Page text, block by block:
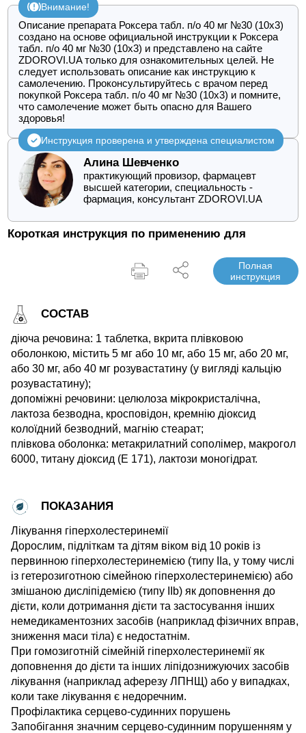
Внимание!
Описание препарата Роксера табл. п/о 40 мг №30 (10х3)
создано на основе официальной инструкции к Роксера
табл. п/о 40 мг №30 (10х3) и представлено на сайте
ZDOROVI.UA только для ознакомительных целей. Не
следует использовать описание как инструкцию к
самолечению. Проконсультируйтесь с врачом перед
покупкой Роксера табл. п/о 40 мг №30 (10х3) и помните,
что самолечение может быть опасно для Вашего
здоровья!
Инструкция проверена и утверждена специалистом
Алина Шевченко
практикующий провизор, фармацевт
высшей категории, специальность -
фармация, консультант ZDOROVI.UA
Короткая инструкция по применению для
Полная
инструкция
СОСТАВ
діюча речовина: 1 таблетка, вкрита плівковою
оболонкою, містить 5 мг або 10 мг, або 15 мг, або 20 мг,
або 30 мг, або 40 мг розувастатину (у вигляді кальцію
розувастатину);
допоміжні речовини: целюлоза мікрокристалічна,
лактоза безводна, кросповідон, кремнію діоксид
колоїдний безводний, магнію стеарат;
плівкова оболонка: метакрилатний сополімер, макрогол
6000, титану діоксид (Е 171), лактози моногідрат.
ПОКАЗАНИЯ
Лікування гіперхолестеринемії
Дорослим, підліткам та дітям віком від 10 років із
первинною гіперхолестеринемією (типу ІІа, у тому числі
із гетерозиготною сімейною гіперхолестеринемією) або
змішаною дисліпідемією (типу IІb) як доповнення до
дієти, коли дотримання дієти та застосування інших
немедикаментозних засобів (наприклад фізичних вправ,
зниження маси тіла) є недостатнім.
При гомозиготній сімейній гіперхолестеринемії як
доповнення до дієти та інших ліпідознижуючих засобів
лікування (наприклад аферезу ЛПНЩ) або у випадках,
коли таке лікування є недоречним.
Профілактика серцево-судинних порушень
Запобігання значним серцево-судинним порушенням у